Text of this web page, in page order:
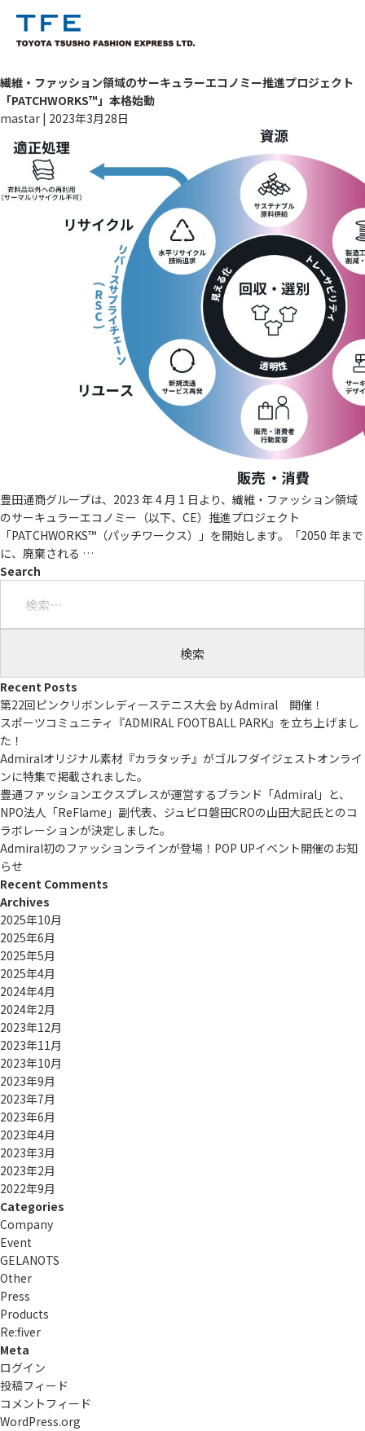
TM
繊維・ファッション領域のサーキュラーエコノミー推進プロジェクト
「PATCHWORKS™」本格始動
mastar | 2023年3月28日
豊田通商グループは、2023 年 4 月 1 日より、繊維・ファッション領域
のサーキュラーエコノミー（以下、CE）推進プロジェクト
「PATCHWORKS™（パッチワークス）」を開始します。「2050 年まで
に、廃棄される …
Search
Recent Posts
第22回ピンクリボンレディーステニス大会 by Admiral 開催！
スポーツコミュニティ『ADMIRAL FOOTBALL PARK』を立ち上げまし
た！
Admiralオリジナル素材『カラタッチ』がゴルフダイジェストオンライ
ンに特集で掲載されました。
豊通ファッションエクスプレスが運営するブランド「Admiral」と、
NPO法人「ReFlame」副代表、ジュビロ磐田CROの山田大記氏とのコ
ラボレーションが決定しました。
Admiral初のファッションラインが登場！POP UPイベント開催のお知
らせ
Recent Comments
Archives
2025年10月
2025年6月
2025年5月
2025年4月
2024年4月
2024年2月
2023年12月
2023年11月
2023年10月
2023年9月
2023年7月
2023年6月
2023年4月
2023年3月
2023年2月
2022年9月
Categories
Company
Event
GELANOTS
Other
Press
Products
Re:ﬁver
Meta
ログイン
投稿フィード
コメントフィード
WordPress.org